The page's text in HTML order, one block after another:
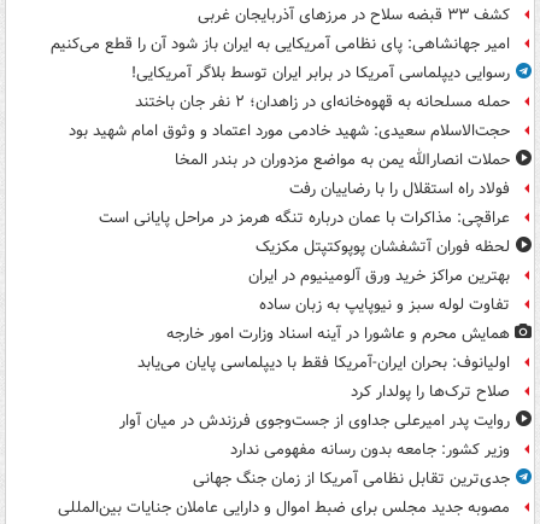
کشف ۳۳ قبضه سلاح در مرزهای آذربایجان غربی
امیر جهانشاهی: پای نظامی آمریکایی به ایران باز شود آن را قطع می‌کنیم
رسوایی دیپلماسی آمریکا در برابر ایران توسط بلاگر آمریکایی!
حمله مسلحانه به قهوه‌خانه‌ای در زاهدان؛ ۲ نفر جان باختند
حجت‌الاسلام سعیدی: شهید خادمی مورد اعتماد و وثوق امام شهید بود
حملات انصارالله یمن به مواضع مزدوران در بندر المخا
فولاد راه استقلال را با رضاییان رفت
عراقچی: مذاکرات با عمان درباره تنگه هرمز در مراحل پایانی است
لحظه فوران آتشفشان پوپوکتپتل مکزیک
بهترین مراکز خرید ورق آلومینیوم در ایران
تفاوت لوله سبز و نیوپایپ به زبان ساده
همایش محرم و عاشورا در آینه اسناد وزارت امور خارجه
اولیانوف: بحران ایران-آمریکا فقط با دیپلماسی پایان می‌یابد
صلاح ترک‌ها را پولدار کرد
روایت پدر امیرعلی جداوی از جست‌وجوی فرزندش در میان آوار
وزیر کشور: جامعه بدون رسانه مفهومی ندارد
جدی‌ترین تقابل نظامی آمریکا از زمان جنگ جهانی
مصوبه جدید مجلس برای ضبط اموال و دارایی عاملان جنایات بین‌المللی